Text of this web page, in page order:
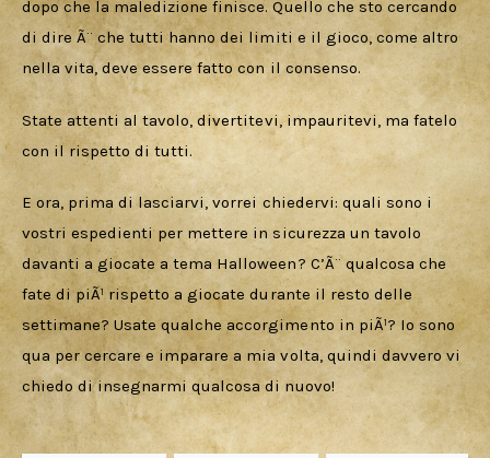
dopo che la maledizione finisce. Quello che sto cercando
di dire Ã¨ che tutti hanno dei limiti e il gioco, come altro
nella vita, deve essere fatto con il consenso.
State attenti al tavolo, divertitevi, impauritevi, ma fatelo
con il rispetto di tutti.
E ora, prima di lasciarvi, vorrei chiedervi: quali sono i
vostri espedienti per mettere in sicurezza un tavolo
davanti a giocate a tema Halloween? C’Ã¨ qualcosa che
fate di piÃ¹ rispetto a giocate durante il resto delle
settimane? Usate qualche accorgimento in piÃ¹? Io sono
qua per cercare e imparare a mia volta, quindi davvero vi
chiedo di insegnarmi qualcosa di nuovo!